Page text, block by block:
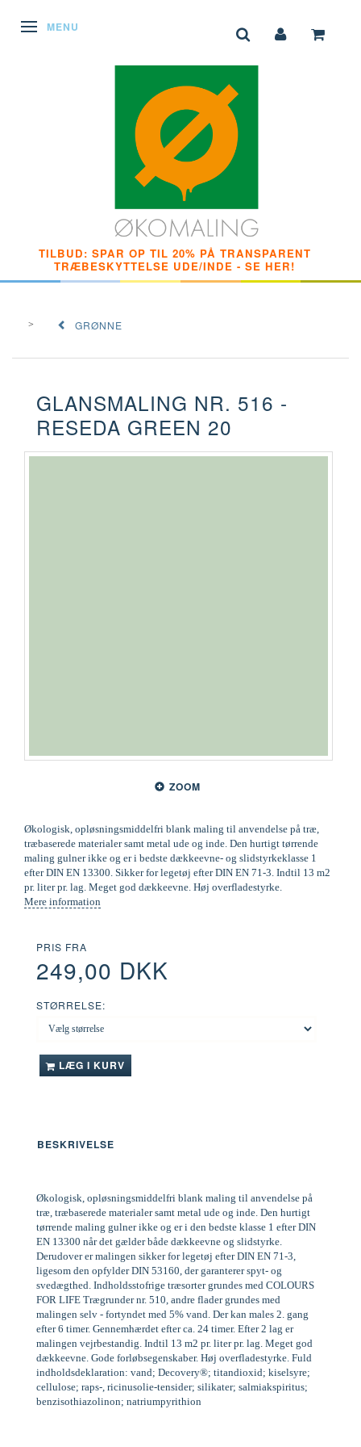
SKIFTE NAVIGATION
MENU
TILBUD: SPAR OP TIL 20% PÅ TRANSPARENT
TRÆBESKYTTELSE UDE/INDE - SE HER!
GRØNNE
GLANSMALING NR. 516 -
RESEDA GREEN 20
ZOOM
Økologisk, opløsningsmiddelfri blank maling til anvendelse på træ,
træbaserede materialer samt metal ude og inde. Den hurtigt tørrende
maling gulner ikke og er i bedste dækkeevne- og slidstyrkeklasse 1
efter DIN EN 13300. Sikker for legetøj efter DIN EN 71-3. Indtil 13 m2
pr. liter pr. lag. Meget god dækkeevne. Høj overfladestyrke.
Mere information
PRIS FRA
249,00 DKK
STØRRELSE:
LÆG I KURV
BESKRIVELSE
Økologisk, opløsningsmiddelfri blank maling til anvendelse på
træ, træbaserede materialer samt metal ude og inde. Den hurtigt
tørrende maling gulner ikke og er i den bedste klasse 1 efter DIN
EN 13300 når det gælder både dækkeevne og slidstyrke.
Derudover er malingen sikker for legetøj efter DIN EN 71-3,
ligesom den opfylder DIN 53160, der garanterer spyt- og
svedægthed. Indholdsstofrige træsorter grundes med COLOURS
FOR LIFE Trægrunder nr. 510, andre flader grundes med
malingen selv - fortyndet med 5% vand. Der kan males 2. gang
efter 6 timer. Gennemhærdet efter ca. 24 timer. Efter 2 lag er
malingen vejrbestandig. Indtil 13 m2 pr. liter pr. lag. Meget god
dækkeevne. Gode forløbsegenskaber. Høj overfladestyrke. Fuld
indholdsdeklaration: vand; Decovery®; titandioxid; kiselsyre;
cellulose; raps-, ricinusolie-tensider; silikater; salmiakspiritus;
benzisothiazolinon; natriumpyrithion